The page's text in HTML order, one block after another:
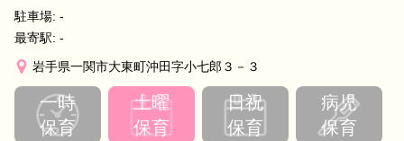
駐車場: -
最寄駅: -
岩手県一関市大東町沖田字小七郎３－３
一時
保育
土曜
保育
日祝
保育
病児
保育